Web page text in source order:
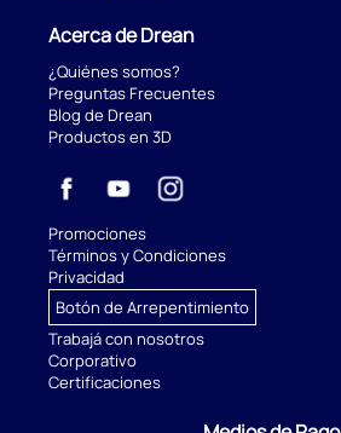
Acerca de Drean
¿Quiénes somos?
Preguntas Frecuentes
Blog de Drean
Productos en 3D
Promociones
Términos y Condiciones
Privacidad
Botón de Arrepentimiento
Trabajá con nosotros
Corporativo
Certificaciones